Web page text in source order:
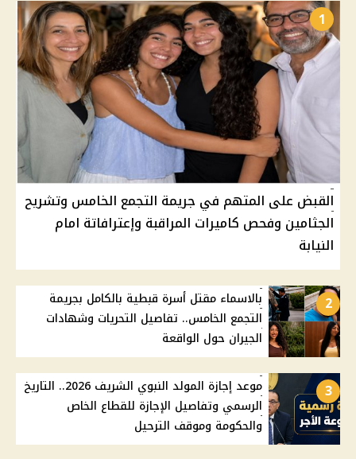
1
القبض على المتهم في جريمة التجمع الخامس وتشريح
الجثامين وفحص كاميرات المراقبة وإعترافاتة امام
النيابة
2
بالاسماء مقتل أسرة قبطية بالكامل بجريمة
التجمع الخامس.. تفاصيل التحريات وشهادات
الجيران حول الواقعة
3
موعد إجازة المولد النبوي الشريف 2026.. التاريخ
الرسمي وتفاصيل الإجازة للقطاع الخاص
والحكومة وموقف الترحيل